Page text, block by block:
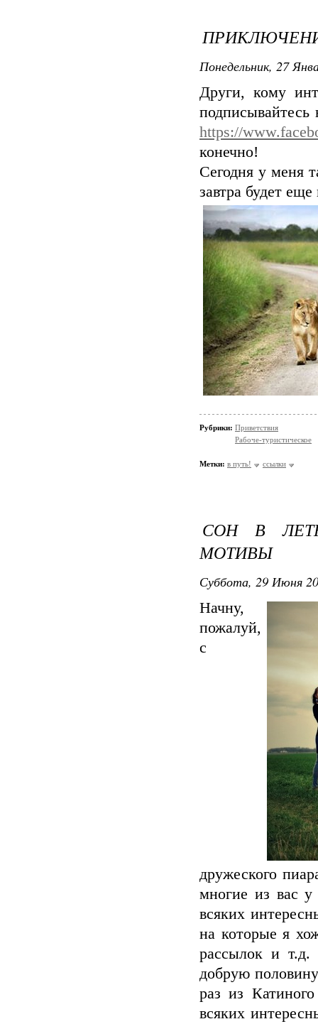
Понедельник, 27
Други, кому
https://
конечно!
Сегодня у меня
завтра будет
Рубрики: Приветствия
Рабоче-туристическое
Метки: в путь! ссылки
СОН В
МОТИВЫ
Суббота, 29 Июня
Начну,
пожалуй,
с
дружеского
многие из вас
всяких
на которые я
рассылок и т.д.
добрую
раз из
всяких